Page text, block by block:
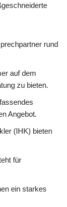
rund
auf dem
zu bieten.
Angebot.
(IHK) bieten
für
ein starkes